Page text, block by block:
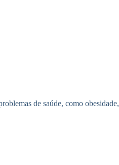
de saúde, como obesidade,